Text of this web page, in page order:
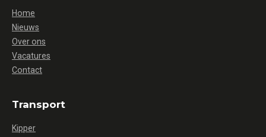
Home
Nieuws
Over ons
Vacatures
Contact
Transport
Kipper